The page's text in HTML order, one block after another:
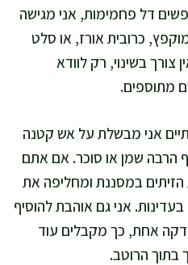
דל פחמימות, אני מגישה
כרובית אורז, או סלט
צורך בשינוי, רק לוודא
מתוספים.
אני מבשלת על אש קטנה
הרבה שמן או סוכר. אם אתם
הזיתים במסננת ומחליפה את
אני גם אוהבת להוסיף
(כ-80 גרם) לדקה אחת, כך מקבלים עוד
בתוך הרוטב.